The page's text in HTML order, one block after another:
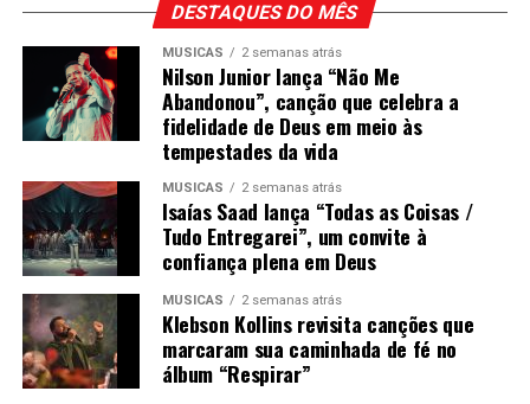
DESTAQUES DO MÊS
MÚSICAS 2 semanas atrás
Nilson Junior lança “Não Me
Abandonou”, canção que celebra a
fidelidade de Deus em meio às
tempestades da vida
MÚSICAS 2 semanas atrás
Isaías Saad lança “Todas as Coisas /
Tudo Entregarei”, um convite à
confiança plena em Deus
MÚSICAS 2 semanas atrás
Klebson Kollins revisita canções que
marcaram sua caminhada de fé no
álbum “Respirar”